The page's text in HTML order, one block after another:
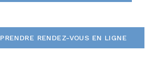
PRENDRE RENDEZ-VOUS EN LIGNE